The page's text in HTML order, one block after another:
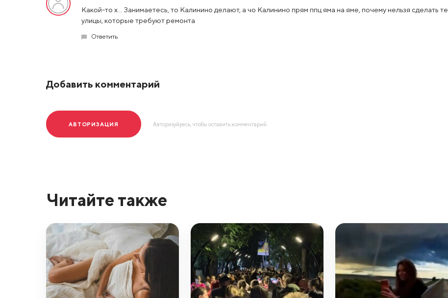
Какой-то х... Занимаетесь, то Калинино делают, а чо Калинино прям ппц яма на яме, почему нельзя сделать те
улицы, которые требуют ремонта
Ответить
Добавить комментарий
АВТОРИЗАЦИЯ Авторизуйресь, чтобы оставить комментарий.
Читайте также